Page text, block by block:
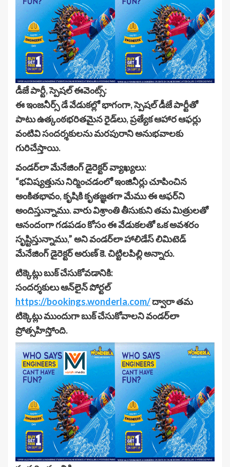
డీజే పార్టీ, స్పెషల్ ఈవెంట్స్:
ఈ ఇంజనీర్స్ డే వేడుకల్లో భాగంగా, స్పెషల్ డీజే పార్టీతో
పాటు ఉత్కంఠభరితమైన రైడ్‌లు, ప్రత్యేక ఆహార ఆఫర్లు
వంటివి సందర్శకులను మరపురాని అనుభవాలకు
గురిచేస్తాయి.
వండర్‌లా మేనేజింగ్ డైరెక్టర్ వ్యాఖ్యలు:
“భవిష్యత్తును నిర్మించడంలో ఇంజినీర్లు చూపించిన
అంకితభావం, కృషికి కృతజ్ఞతగా మేము ఈ ఆఫర్‌ని
అందిస్తున్నాము. వారు విశ్రాంతి తీసుకుని తమ మిత్రులతో
ఆనందంగా గడపడం కోసం ఈ వేడుకలతో ఒక అవశరం
సృష్టిస్తున్నాము,” అని వండర్‌లా హాలిడేస్ లిమిటెడ్
మేనేజింగ్ డైరెక్టర్ అరుణ్ కె. చిట్టిలపిల్లి అన్నారు.
టిక్కెట్లు బుక్ చేసుకోవడానికి:
సందర్శకులు ఆన్‌లైన్ పోర్టల్
https://bookings.wonderla.com/ద్వారా తమ
టిక్కెట్లు ముందుగా బుక్ చేసుకోవాలని వండర్‌లా
ప్రోత్సహిస్తోంది.